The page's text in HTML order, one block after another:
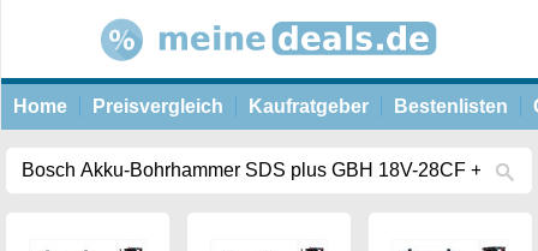
Home Preisvergleich Kaufratgeber Bestenlisten